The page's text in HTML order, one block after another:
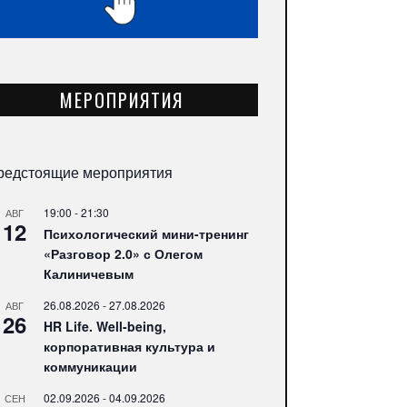
МЕРОПРИЯТИЯ
мероприятия
АВГ
12
19:00 -21:30
Психологический мини-тренинг
«Разговор 2.0» с Олегом
Калиничевым
АВГ
26
26.08.2026 -27.08.2026
HR Life. Well-being,
корпоративная культура и
коммуникации
СЕН 02.09.2026 -04.09.2026